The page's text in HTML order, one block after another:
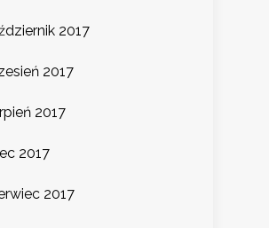
2017
2017
2017
2017
2017